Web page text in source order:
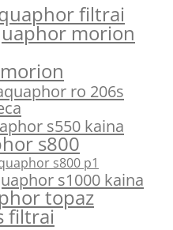
filtrai
morion
ro 206s
s550 kaina
s800
s800 p1
s1000 kaina
topaz
filtrai